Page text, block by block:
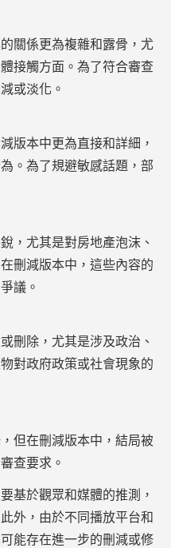
關係更為複雜和露骨，尤
接觸方面。為了符合審查
或淡化。
版本中更為直接和詳細，
。為了規避敏感話題，部
，尤其是對房地產泡沫、
刪減版本中，這些內容的
議。
刪除，尤其是涉及政治、
對政府政策或社會現象的
但在刪減版本中，結局被
查要求。
基於觀眾和媒體的推測，
外，由於不同播放平台和
能存在進一步的刪減或修